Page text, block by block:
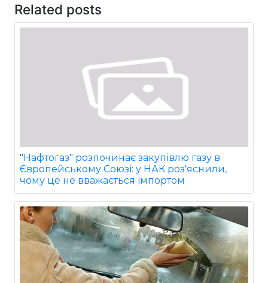
Related posts
"Нафтогаз" розпочинає закупівлю газу в
Європейському Союзі: у НАК роз'яснили,
чому це не вважається імпортом